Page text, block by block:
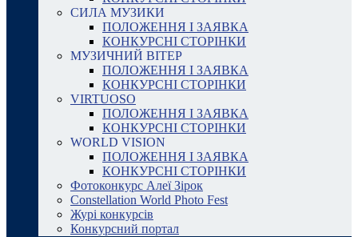
СИЛА МУЗИКИ
ПОЛОЖЕННЯ І ЗАЯВКА
КОНКУРСНІ СТОРІНКИ
МУЗИЧНИЙ ВІТЕР
ПОЛОЖЕННЯ І ЗАЯВКА
КОНКУРСНІ СТОРІНКИ
VIRTUOSO
ПОЛОЖЕННЯ І ЗАЯВКА
КОНКУРСНІ СТОРІНКИ
WORLD VISION
ПОЛОЖЕННЯ І ЗАЯВКА
КОНКУРСНІ СТОРІНКИ
Фотоконкурс Алеї Зірок
Constellation World Photo Fest
Журі конкурсів
Конкурсний портал